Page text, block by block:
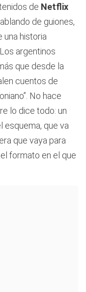
de Netflix
de guiones,
una historia
argentinos
que desde la
cuentos de
No hace
lo dice todo: un
esquema, que va
que vaya para
formato en el que